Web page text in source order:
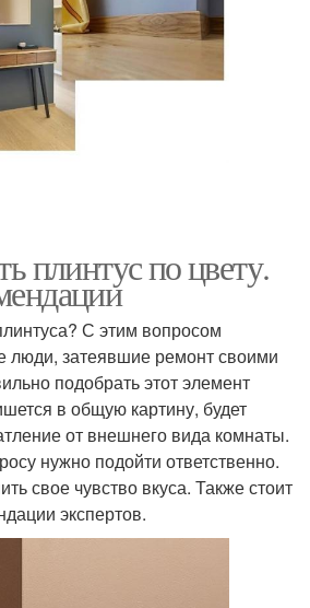
плинтус по цвету.
С этим вопросом
люди, затеявшие ремонт своими
подобрать этот элемент
в общую картину, будет
от внешнего вида комнаты.
нужно подойти ответственно.
свое чувство вкуса. Также стоит
экспертов.